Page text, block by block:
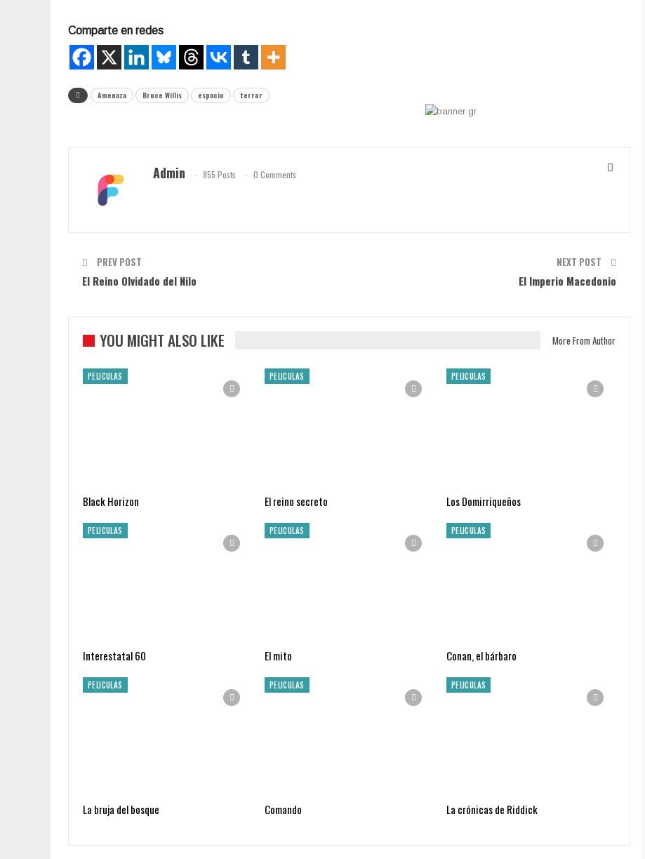
Comparte en redes
Amenaza Bruce Willis espacio terror
Admin 855 Posts 0 Comments
PREV POST
El Reino Olvidado del Nilo
NEXT POST
El Imperio Macedonio
YOU MIGHT ALSO LIKE More From Author
PELICULAS
Black Horizon
PELICULAS
El reino secreto
PELICULAS
Los Domirriqueños
PELICULAS
Interestatal 60
PELICULAS
El mito
PELICULAS
Conan, el bárbaro
PELICULAS
La bruja del bosque
PELICULAS
Comando
PELICULAS
La crónicas de Riddick